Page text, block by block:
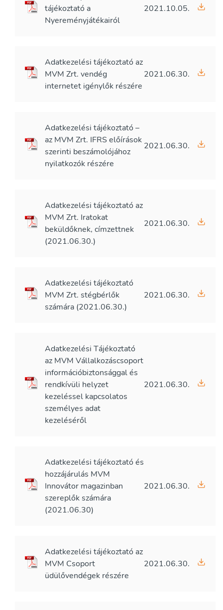
tájékoztató a
Nyereményjátékairól
2021.10.05.
Adatkezelési tájékoztató az
MVM Zrt. vendég
internetet igénylők részére
2021.06.30.
Adatkezelési tájékoztató –
az MVM Zrt. IFRS előírások
szerinti beszámolójához
nyilatkozók részére
2021.06.30.
Adatkezelési tájékoztató az
MVM Zrt. Iratokat
beküldőknek, címzettnek
(2021.06.30.)
2021.06.30.
Adatkezelési tájékoztató
MVM Zrt. stégbérlők
számára (2021.06.30.)
2021.06.30.
Adatkezelési Tájékoztató
az MVM Vállalkozáscsoport
információbiztonsággal és
rendkívüli helyzet
kezeléssel kapcsolatos
személyes adat
kezeléséről
2021.06.30.
Adatkezelési tájékoztató és
hozzájárulás MVM
Innovátor magazinban
szereplők számára
(2021.06.30)
2021.06.30.
Adatkezelési tájékoztató az
MVM Csoport
üdülővendégek részére
2021.06.30.